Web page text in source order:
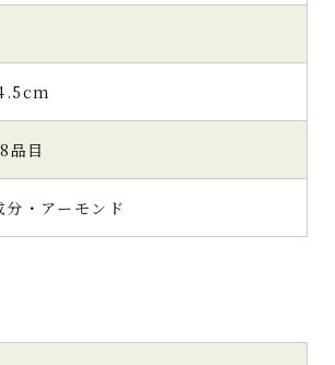
で趣のある印象の包装紙で包ま
材料や賞味期限が記載されたシ
を守る構造になっていて、中身
割れは一切ありませんでした。
前に読むと商品への期待感が湧
じました。
漂います。ひと口食べると、本物
品目
・アーモンド